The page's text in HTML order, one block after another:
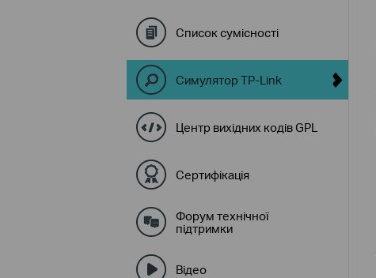
Список сумісності
Симулятор TP-Link
Центр вихідних кодів GPL
Сертифікація
Форум технічної
підтримки
Відео